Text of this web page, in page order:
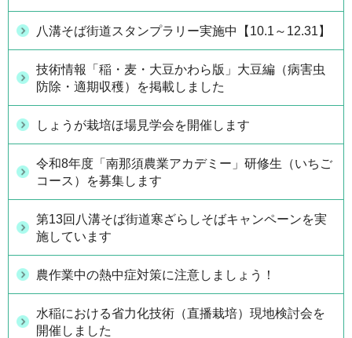
八溝そば街道スタンプラリー実施中【10.1～12.31】
技術情報「稲・麦・大豆かわら版」大豆編（病害虫
防除・適期収穫）を掲載しました
しょうが栽培ほ場見学会を開催します
令和8年度「南那須農業アカデミー」研修生（いちご
コース）を募集します
第13回八溝そば街道寒ざらしそばキャンペーンを実
施しています
農作業中の熱中症対策に注意しましょう！
水稲における省力化技術（直播栽培）現地検討会を
開催しました